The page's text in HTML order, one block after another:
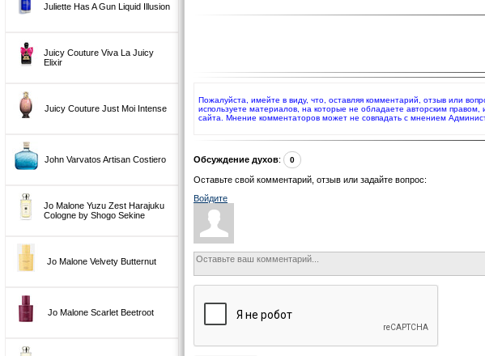
Juliette Has A Gun Liquid Illusion
Juicy Couture Viva La Juicy
Elixir
Juicy Couture Just Moi Intense
John Varvatos Artisan Costiero
Jo Malone Yuzu Zest Harajuku
Cologne by Shogo Sekine
Jo Malone Velvety Butternut
Jo Malone Scarlet Beetroot
Пожалуйста, имейте в виду, что, оставляя комментарий, отзыв или
используете материалов, на которые не обладаете авторским
сайта. Мнение комментаторов может не совпадать с мнением
Обсуждение духов: 0
Оставьте свой комментарий, отзыв или задайте вопрос:
Войдите